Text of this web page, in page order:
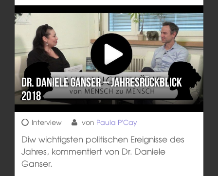
Dr. Daniele Ganser – Jahresrückblick
2018
Interview von Paula P'Cay
Diw wichtigsten politischen Ereignisse des
Jahres, kommentiert von Dr. Daniele
Ganser.